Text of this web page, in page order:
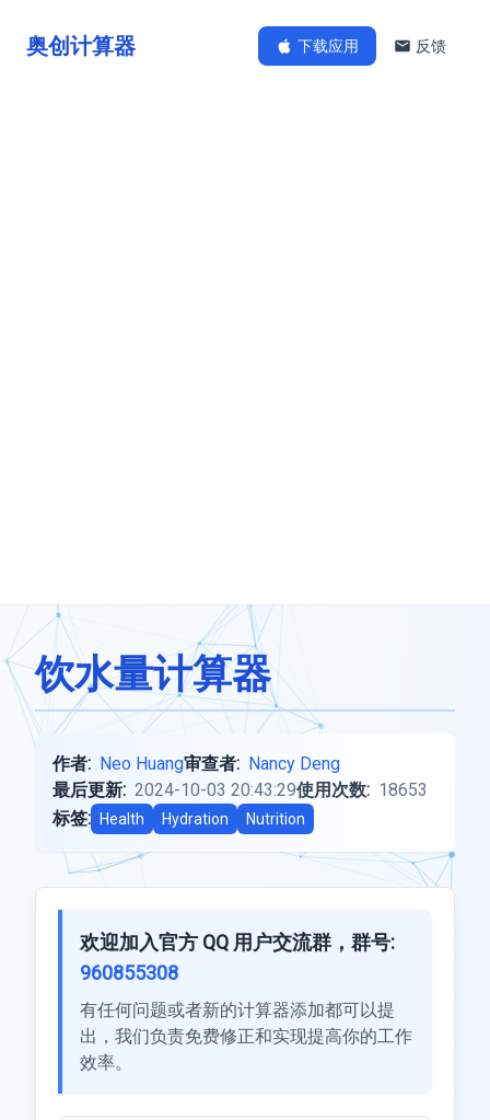
奥创计算器 下载应用 反馈
饮水量计算器
作者: Neo Huang审查者: Nancy Deng
最后更新: 2024-10-03 20:43:29使用次数: 18653
标签:
Health Hydration Nutrition
欢迎加入官方 QQ 用户交流群，群号:
960855308
有任何问题或者新的计算器添加都可以提
出，我们负责免费修正和实现提高你的工作
效率。